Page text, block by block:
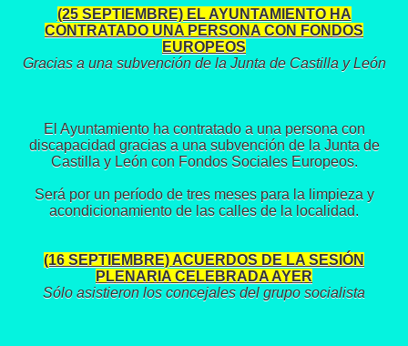
(25 SEPTIEMBRE) EL AYUNTAMIENTO HA
CONTRATADO UNA PERSONA CON FONDOS
EUROPEOS
Gracias a una subvención de la Junta de Castilla y León
El Ayuntamiento ha contratado a una persona con
discapacidad gracias a una subvención de la Junta de
Castilla y León con Fondos Sociales Europeos.
Será por un período de tres meses para la limpieza y
acondicionamiento de las calles de la localidad.
(16 SEPTIEMBRE) ACUERDOS DE LA SESIÓN
PLENARIA CELEBRADA AYER
Sólo asistieron los concejales del grupo socialista